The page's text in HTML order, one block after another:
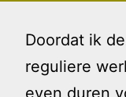
Doordat ik
reguliere
even duren
naar
inhoud
Gezin